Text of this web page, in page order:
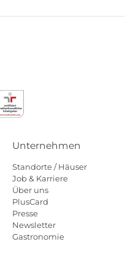
Unternehmen
Standorte / Häuser
Job & Karriere
Über uns
PlusCard
Presse
Newsletter
Gastronomie